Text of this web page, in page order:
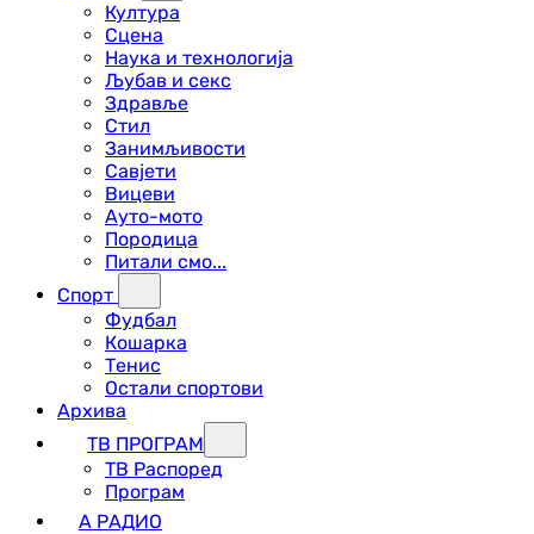
Култура
Сцена
Наука и технологија
Љубав и секс
Здравље
Стил
Занимљивости
Савјети
Вицеви
Ауто-мото
Породица
Питали смо...
Спорт
Фудбал
Кошарка
Тенис
Остали спортови
Архива
ТВ ПРОГРАМ
ТВ Распоред
Програм
А РАДИО